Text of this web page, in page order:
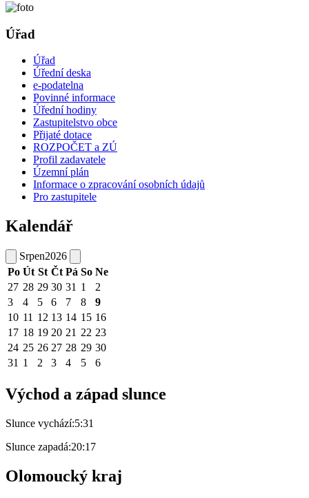
Úřad
Úřad
Úřední deska
e-podatelna
Povinné informace
Úřední hodiny
Zastupitelstvo obce
Přijaté dotace
ROZPOČET a ZÚ
Profil zadavatele
Územní plán
Informace o zpracování osobních údajů
Pro zastupitele
Kalendář
Srpen2026
Po Út St Čt Pá So Ne
27 28 29 30 31 1
2
3
4 5 6 7 8
9
10 11 12 13 14 15 16
17 18 19 20 21 22 23
24 25 26 27 28 29 30
31 1 2 3 4 5 6
Východ a západ slunce
Slunce vychází:5:31
Slunce zapadá:20:17
Olomoucký kraj